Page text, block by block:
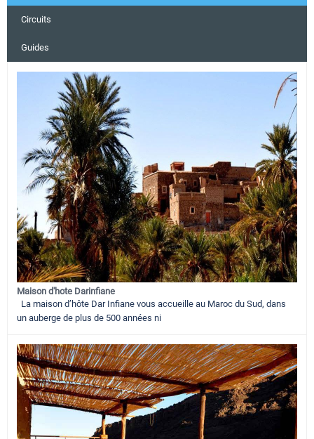
Circuits
Guides
Maison d'hote Darinfiane
La maison d’hôte Dar Infiane vous accueille au Maroc du Sud, dans
un auberge de plus de 500 années ni